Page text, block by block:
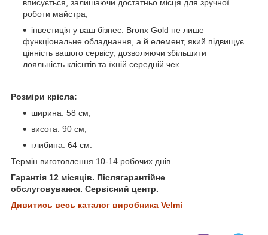
вписується, залишаючи достатньо місця для зручної
роботи майстра;
інвестиція у ваш бізнес: Bronx Gold не лише
функціональне обладнання, а й елемент, який підвищує
цінність вашого сервісу, дозволяючи збільшити
лояльність клієнтів та їхній середній чек.
Розміри крісла:
ширина: 58 см;
висота: 90 см;
глибина: 64 см.
Термін виготовлення 10-14 робочих днів.
Гарантія 12 місяців. Післягарантійне
обслуговування. Сервісний центр.
Дивитись весь каталог виробника Velmi